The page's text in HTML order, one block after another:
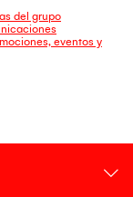
del grupo
eventos y